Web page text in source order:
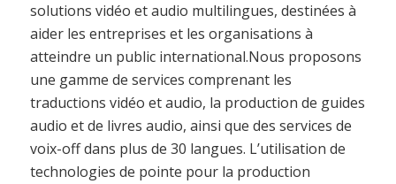
solutions vidéo et audio multilingues, destinées à
aider les entreprises et les organisations à
atteindre un public international.Nous proposons
une gamme de services comprenant les
traductions vidéo et audio, la production de guides
audio et de livres audio, ainsi que des services de
voix-off dans plus de 30 langues. L’utilisation de
technologies de pointe pour la production